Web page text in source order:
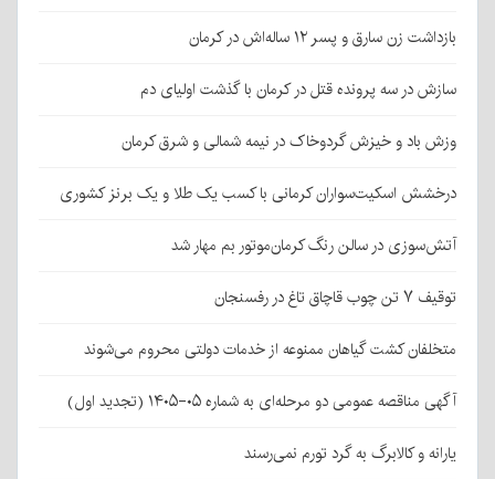
بازداشت زن سارق و پسر ۱۲ ساله‌اش در کرمان
سازش در سه پرونده قتل در کرمان با گذشت اولیای دم
وزش باد و خیزش گردوخاک در نیمه شمالی و شرق کرمان
درخشش اسکیت‌سواران کرمانی با کسب یک طلا و یک برنز کشوری
آتش‌سوزی در سالن رنگ کرمان‌موتور بم مهار شد
توقیف ۷ تن چوب قاچاق تاغ در رفسنجان
متخلفان کشت گیاهان ممنوعه از خدمات دولتی محروم می‌شوند
آگهی مناقصه عمومی دو مرحله‌ای به شماره ۰۵-۱۴۰۵ (تجدید اول)
یارانه و کالابرگ به گرد تورم نمی‌رسند